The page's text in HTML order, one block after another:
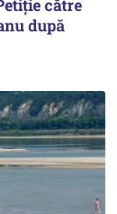
către
după